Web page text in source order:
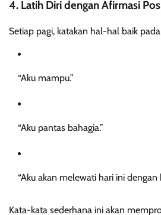
4. Latih Diri dengan Afirmasi
Setiap pagi, katakan hal-hal baik
“Aku mampu.”
“Aku pantas bahagia.”
“Aku akan melewati hari ini dengan
Kata-kata sederhana ini akan